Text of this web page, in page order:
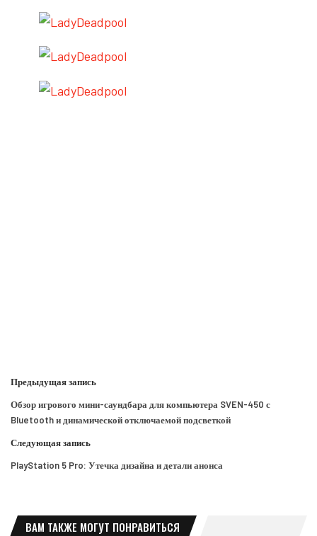
Предыдущая запись
Обзор игрового мини-саундбара для компьютера SVEN-450 с
Bluetooth и динамической отключаемой подсветкой
Следующая запись
PlayStation 5 Pro: Утечка дизайна и детали анонса
ВАМ ТАКЖЕ МОГУТ ПОНРАВИТЬСЯ